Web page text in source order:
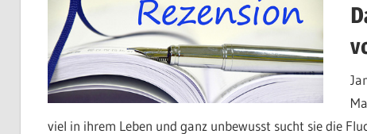
viel in ihrem Leben und ganz unbewusst sucht sie die